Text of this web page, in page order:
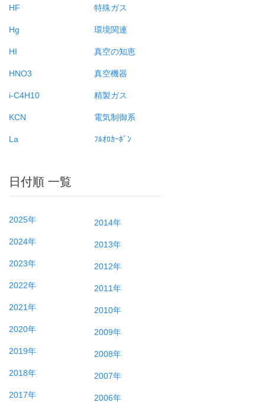
HF
Hg
HI
HNO3
i-C4H10
KCN
La
特殊ガス
環境関連
真空の知恵
真空機器
精製ガス
電気制御系
ﾌﾙｵﾛｶｰﾎﾞﾝ
日付順 一覧
2025年
2024年
2023年
2022年
2021年
2020年
2019年
2018年
2017年
2014年
2013年
2012年
2011年
2010年
2009年
2008年
2007年
2006年